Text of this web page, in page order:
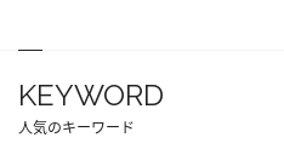
KEYWORD
人気のキーワード